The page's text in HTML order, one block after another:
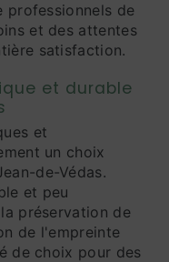
professionnels de
et des attentes
satisfaction.
et durable
et
un choix
de-Védas.
et peu
préservation de
de l'empreinte
de choix pour des